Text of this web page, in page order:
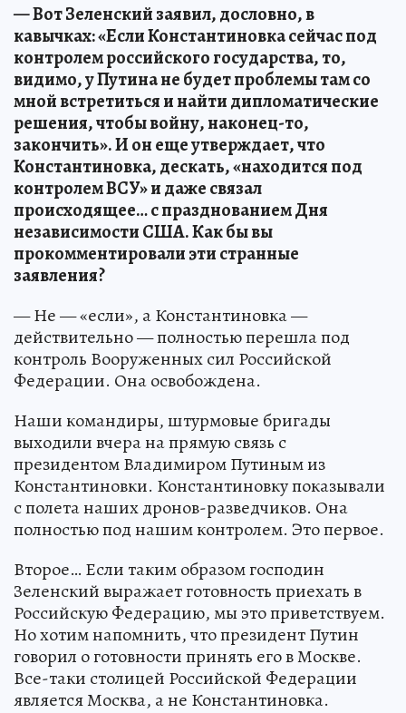
— Вот Зеленский заявил, дословно, в
кавычках: «Если Константиновка сейчас под
контролем российского государства, то,
видимо, у Путина не будет проблемы там со
мной встретиться и найти дипломатические
решения, чтобы войну, наконец-то,
закончить». И он еще утверждает, что
Константиновка, дескать, «находится под
контролем ВСУ» и даже связал
происходящее… с празднованием Дня
независимости США. Как бы вы
прокомментировали эти странные
заявления?
— Не — «если», а Константиновка —
действительно — полностью перешла под
контроль Вооруженных сил Российской
Федерации. Она освобождена.
Наши командиры, штурмовые бригады
выходили вчера на прямую связь с
президентом Владимиром Путиным из
Константиновки. Константиновку показывали
с полета наших дронов-разведчиков. Она
полностью под нашим контролем. Это первое.
Второе… Если таким образом господин
Зеленский выражает готовность приехать в
Российскую Федерацию, мы это приветствуем.
Но хотим напомнить, что президент Путин
говорил о готовности принять его в Москве.
Все-таки столицей Российской Федерации
является Москва, а не Константиновка.